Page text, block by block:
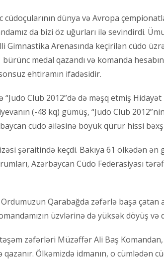
cüdoçularının dünya və Avropa
da bizi öz uğurları ilə sevindirdi.
Gimnastika Arenasında keçirilən cüdo
bürünc medal qazandı və komanda
ehtiramın ifadəsidir.
Club 2012”də də məşq etmiş
(-48 kq) gümüş, “Judo Club
cüdo ailəsinə böyük qürur hissi
şəraitində keçdi. Bakıya 61 ölkədən ən
Azərbaycan Cüdo Federasiyası
Ordumuzun Qarabağda zəfərlə başa
üzvlərinə də yüksək döyüş
zəfərləri Müzəffər Ali Baş
Ölkəmizdə idmanın, o cümlədən